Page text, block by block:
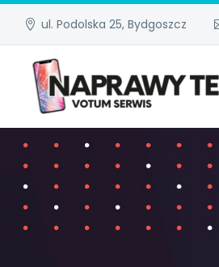
ul. Podolska 25, Bydgoszcz